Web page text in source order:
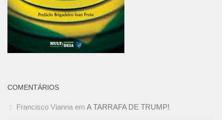
COMENTÁRIOS
Francisco Vianna em A TARRAFA DE TRUMP!